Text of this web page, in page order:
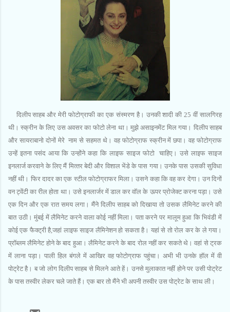
दिलीप साहब और मेरी फोटोग्राफी का एक संस्‍मरण है। उनकी शादी की 25 वीं सालगिरह
थी। स्‍क्रीन के लिए उस अवसर का फोटो लेना था। मुझे असाइनमेंट मिल गया। दिलीप साहब
और सायराबानो दोनों मेरे नाम से सहमत थे। वह फोटोग्राफ स्‍क्रीन में छपा। वह फोटोग्राफ
उन्‍हें इतना पसंद आया कि उन्‍होंने कहा कि लाइफ साइज फोटो
चाहिए। उसे लाइफ साइज
इनलार्ज करवाने के लिए मैं मित्‍तर बेदी और विशाल भेंडे के पास गया। उनके पास उसकी सुविधा
नहीं थी। फिर दादर का एक स्‍टील फोटोग्राफर मिला। उसने कहा कि वह कर देगा। उन दिनों
वन ट्वेंटी का रील होता था। उसे इनलार्जर में डाल कर वॉल के ऊपर प्रोजेक्‍ट करना पड़ा। उसे
एक दिन और एक रात समय लगा। मैंने दिलीप साहब को दिखाया तो उसक लैमिनेट करने की
बात उठी। मुंबई में लैमिनेट करने वाला कोई नहीं मिला। पता करने पर मालूम हुआ कि भिवंडी में
कोई एक फैक्‍ट्री है,जहां लाइफ साइज लैमिनेशन हो सकता है। यहां से तो रोल कर के ले गया।
प्रॉब्‍लम लैमिनेट होने के बाद हुआ। लैमिनेट करने के बाद रोल नहीं कर सकते थे। वहां से ट्रक
में लाना पड़ा। पाली हिल बंगले में आखिर वह फोटोग्राफ पहुंचा। अभी भी उनके हॉल में वी
पोट्रेट है। ब जो लोग दिलीप साहब से मिलने आते हें। उनसे मुलाकात नहीं होने पर उसी पोट्रेट
के पास तस्‍वीर लेकर चले जाते हैं। एक बार तो मैंने भी अपनी तस्‍वीर उस पोट्रेट के साथ ली।